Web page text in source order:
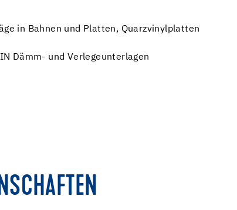
in Bahnen und Platten, Quarzvinylplatten
Dämm- und Verlegeunterlagen